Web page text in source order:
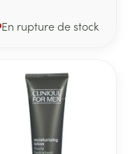
En rupture de stock